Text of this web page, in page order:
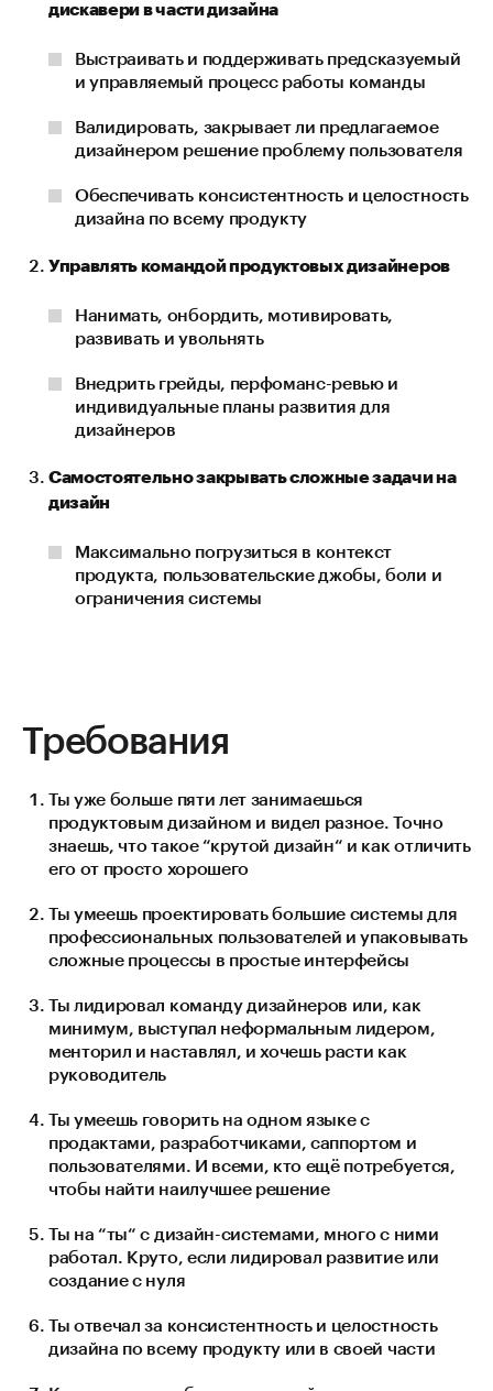
дискавери в части дизайна
Выстраивать и поддерживать предсказуемый
и управляемый процесс работы команды
Валидировать, закрывает ли предлагаемое
дизайнером решение проблему пользователя
Обеспечивать консистентность и целостность
дизайна по всему продукту
Управлять командой продуктовых дизайнеров
Нанимать, онбордить, мотивировать,
развивать и увольнять
Внедрить грейды, перфоманс-ревью и
индивидуальные планы развития для
дизайнеров
Самостоятельно закрывать сложные задачи на
дизайн
Максимально погрузиться в контекст
продукта, пользовательские джобы, боли и
ограничения системы
Требования
Ты уже больше пяти лет занимаешься
продуктовым дизайном и видел разное. Точно
знаешь, что такое “крутой дизайн“ и как отличить
его от просто хорошего
Ты умеешь проектировать большие системы для
профессиональных пользователей и упаковывать
сложные процессы в простые интерфейсы
Ты лидировал команду дизайнеров или, как
минимум, выступал неформальным лидером,
менторил и наставлял, и хочешь расти как
руководитель
Ты умеешь говорить на одном языке с
продактами, разработчиками, саппортом и
пользователями. И всеми, кто ещё потребуется,
чтобы найти наилучшее решение
Ты на “ты“ с дизайн-системами, много с ними
работал. Круто, если лидировал развитие или
создание с нуля
Ты отвечал за консистентность и целостность
дизайна по всему продукту или в своей части